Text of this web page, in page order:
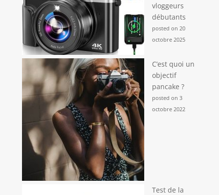
vloggeurs
débutants
posted on 20
octobre 2025
C’est quoi un
objectif
pancake ?
posted on 3
octobre 2022
Test de la